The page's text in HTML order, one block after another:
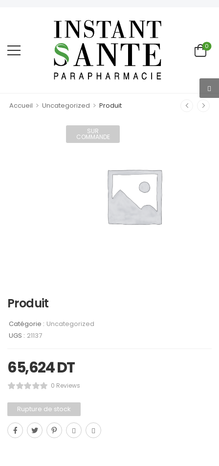
0
Accueil > Uncategorized > Produit
SUR
COMMANDE
Produit
Catégorie : Uncategorized
UGS : 21137
65,624DT
0 Reviews
Rupture de stock